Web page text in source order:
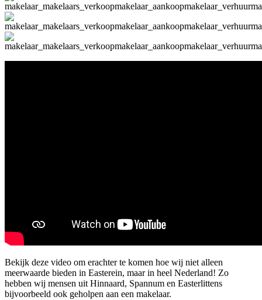
Bekijk deze video om erachter te komen hoe wij niet alleen
meerwaarde bieden in Easterein, maar in heel Nederland! Zo
hebben wij mensen uit Hinnaard, Spannum en Easterlittens
bijvoorbeeld ook geholpen aan een makelaar.